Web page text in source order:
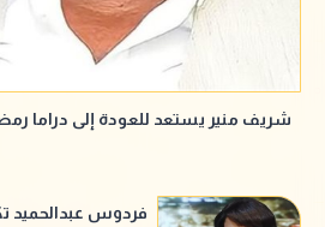
شريف منير يستعد للعودة إلى دراما رمضان 2027 بأكثر من
فردوس عبدالحميد